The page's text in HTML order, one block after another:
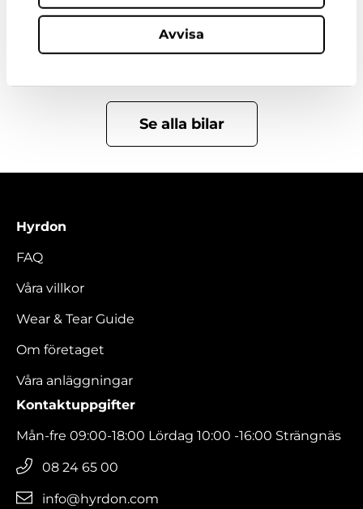
Avvisa
Bilar i samma kategori
Se alla bilar
Hyrdon
FAQ
Våra villkor
Wear & Tear Guide
Om företaget
Våra anläggningar
Kontaktuppgifter
Mån-fre 09:00-18:00 Lördag 10:00 -16:00 Strängnäs
08 24 65 00
info@hyrdon.com